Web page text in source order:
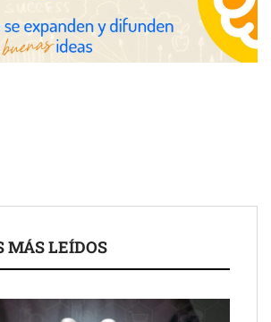
Journal’, una revista digital mensual de
editorial
mercados europeos su solución de pagos
MÁS LEÍDOS